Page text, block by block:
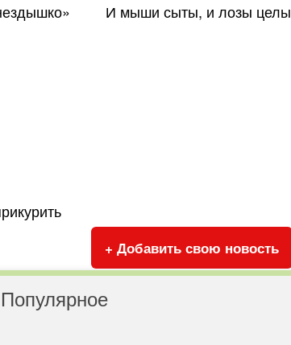
И мыши сыты, и лозы целы
+ Добавить свою новость
Популярное